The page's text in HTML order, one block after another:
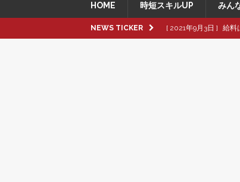
HOME 時短スキルUP みん
NEWS TICKER [ 2021年9月3日 ] 給料